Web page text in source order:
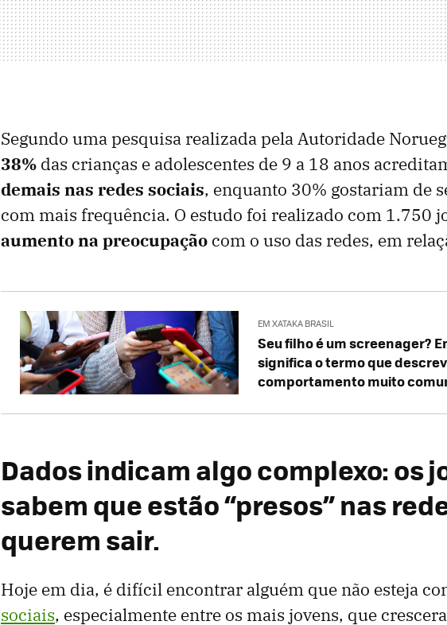
Segundo uma pesquisa realizada pela Autoridade
38% das crianças e adolescentes de 9 a 18 anos
demais nas redes sociais, enquanto 30% gostariam de
com mais frequência. O estudo foi realizado com 1.750
aumento na preocupação com o uso das redes, em
EM XATAKA BRASIL
Seu filho é um screenager?
significa o termo que
comportamento muito
Dados indicam algo complexo: os
sabem que estão “presos” nas
querem sair.
Hoje em dia, é difícil encontrar alguém que não esteja
sociais, especialmente entre os mais jovens, que